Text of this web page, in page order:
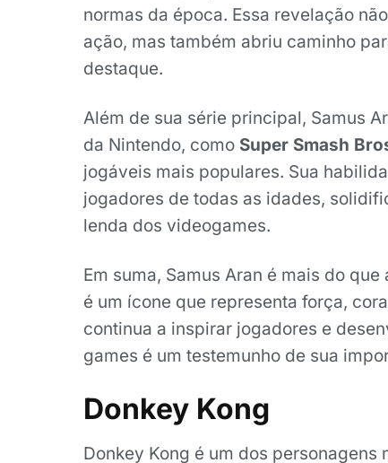
normas da época. Essa revelação
ação, mas também abriu caminho
destaque.
Além de sua série principal, Samus
da Nintendo, como Super Smash
jogáveis mais populares. Sua
jogadores de todas as idades,
lenda dos videogames.
Em suma, Samus Aran é mais do
é um ícone que representa força,
continua a inspirar jogadores e
games é um testemunho de sua
Donkey Kong
Donkey Kong é um dos